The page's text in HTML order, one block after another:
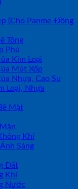
(Cho Panme-Đồng
Tông
Phủ
Kim Loại
Mút Xốp
Nhựa, Cao Su
Loại, Nhựa
Mặt
Khí
Sáng
Đất
Khí
Nước